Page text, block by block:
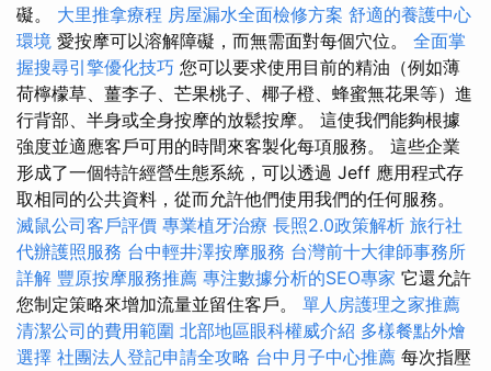
礙。 大里推拿療程 房屋漏水全面檢修方案 舒適的養護中心
環境 愛按摩可以溶解障礙，而無需面對每個穴位。 全面掌
握搜尋引擎優化技巧 您可以要求使用目前的精油（例如薄
荷檸檬草、薑李子、芒果桃子、椰子橙、蜂蜜無花果等）進
行背部、半身或全身按摩的放鬆按摩。 這使我們能夠根據
強度並適應客戶可用的時間來客製化每項服務。 這些企業
形成了一個特許經營生態系統，可以透過 Jeff 應用程式存
取相同的公共資料，從而允許他們使用我們的任何服務。
滅鼠公司客戶評價 專業植牙治療 長照2.0政策解析 旅行社
代辦護照服務 台中輕井澤按摩服務 台灣前十大律師事務所
詳解 豐原按摩服務推薦 專注數據分析的SEO專家 它還允許
您制定策略來增加流量並留住客戶。 單人房護理之家推薦
清潔公司的費用範圍 北部地區眼科權威介紹 多樣餐點外燴
選擇 社團法人登記申請全攻略 台中月子中心推薦 每次指壓